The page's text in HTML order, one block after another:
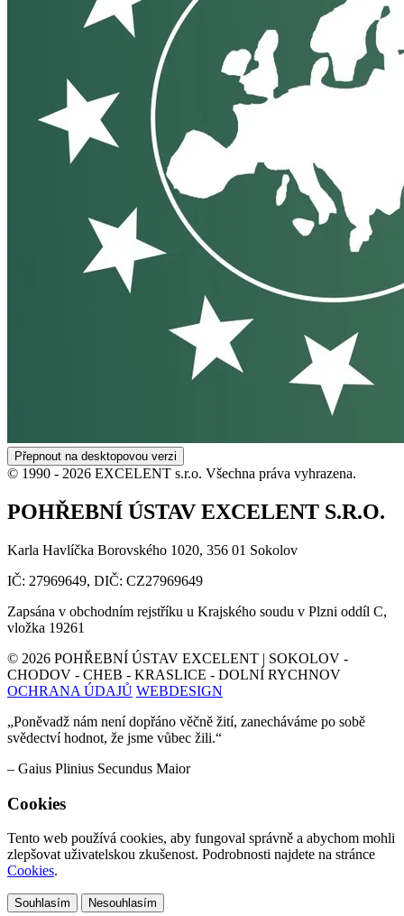
Přepnout na desktopovou verzi
© 1990 - 2026 EXCELENT s.r.o. Všechna práva vyhrazena.
POHŘEBNÍ ÚSTAV EXCELENT S.R.O.
Karla Havlíčka Borovského 1020, 356 01 Sokolov
IČ: 27969649, DIČ: CZ27969649
Zapsána v obchodním rejstříku u Krajského soudu v Plzni oddíl C,
vložka 19261
© 2026 POHŘEBNÍ ÚSTAV EXCELENT | SOKOLOV -
CHODOV - CHEB - KRASLICE - DOLNÍ RYCHNOV
OCHRANA ÚDAJŮ WEBDESIGN
„Poněvadž nám není dopřáno věčně žití, zanecháváme po sobě
svědectví hodnot, že jsme vůbec žili.“
– Gaius Plinius Secundus Maior
Cookies
Tento web používá cookies, aby fungoval správně a abychom mohli
zlepšovat uživatelskou zkušenost. Podrobnosti najdete na stránce
Cookies.
Souhlasím Nesouhlasím